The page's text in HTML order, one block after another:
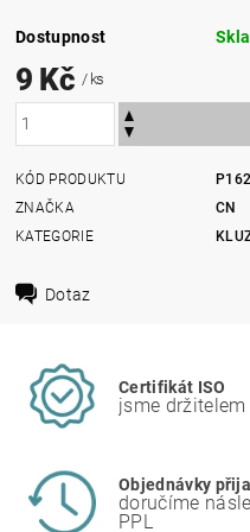
Dostupnost
9 Kč / ks
KÓD PRODUKTU
ZNAČKA
CN
KATEGORIE
Dotaz
Certifikát ISO
jsme
Objednávky
doručíme
PPL